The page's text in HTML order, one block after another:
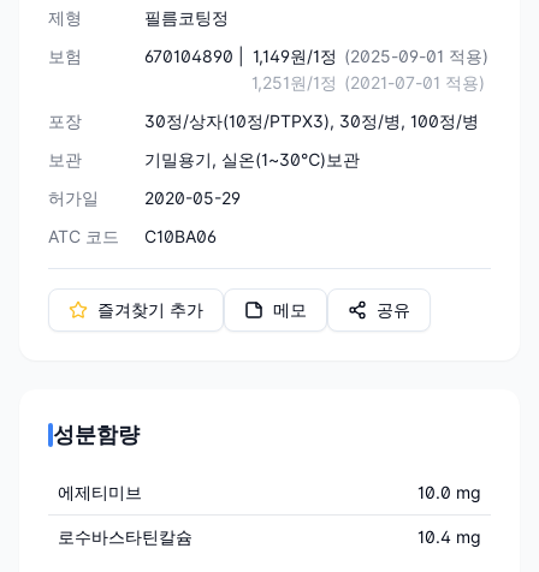
제형
필름코팅정
보험
670104890 | 1,149원/1정 (2025-09-01 적용)
1,251원/1정 (2021-07-01 적용)
포장
30정/상자(10정/PTPX3), 30정/병, 100정/병
보관
기밀용기, 실온(1~30℃)보관
허가일
2020-05-29
ATC 코드
C10BA06
즐겨찾기 추가 메모 공유
성분함량
에제티미브 10.0 mg
로수바스타틴칼슘 10.4 mg